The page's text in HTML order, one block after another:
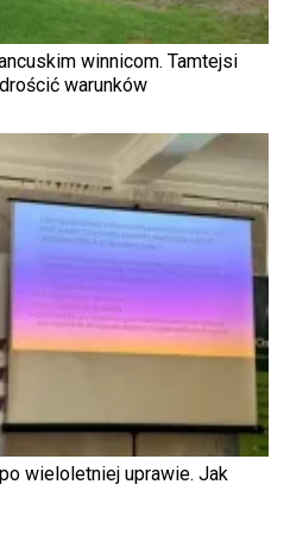
winnicom. Tamtejsi
warunków
wieloletniej uprawie. Jak